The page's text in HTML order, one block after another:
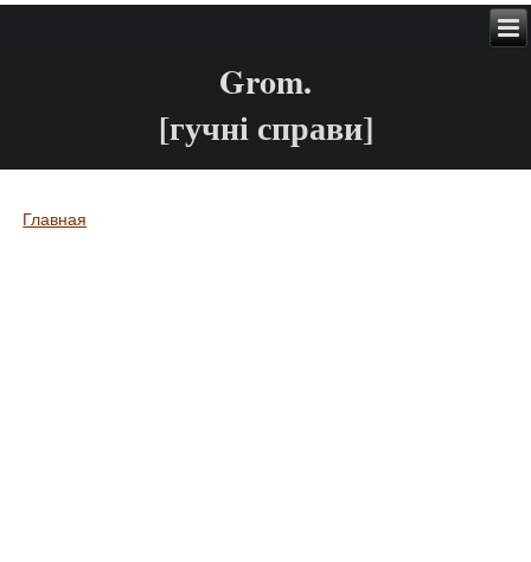
Grom.
[гучні справи]
Вы здесь
Главная